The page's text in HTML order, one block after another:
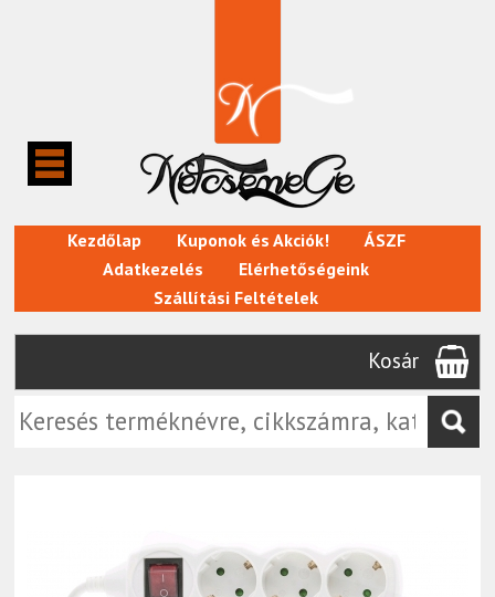
Kezdőlap Kuponok és Akciók!
ÁSZF
Adatkezelés
Elérhetőségeink
Szállítási Feltételek
Kosár